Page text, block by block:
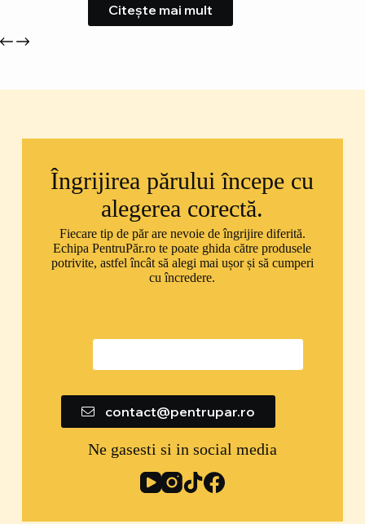
Citește mai mult
Îngrijirea părului începe cu
alegerea corectă.
Fiecare tip de păr are nevoie de îngrijire diferită.
Echipa PentruPăr.ro te poate ghida către produsele
potrivite, astfel încât să alegi mai ușor și să cumperi
cu încredere.
contact@pentrupar.ro
Ne gasesti si in social media